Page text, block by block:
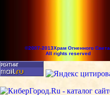
©2007-2013Храм Огненного Света.
All rights reserved